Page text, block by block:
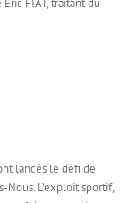
FIAT, traitant du
lancés le défi de
L’exploit sportif,